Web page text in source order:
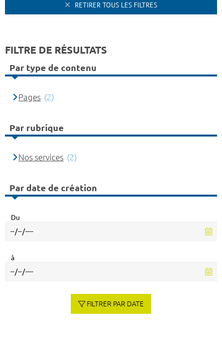
RETIRER TOUS LES FILTRES
FILTRE DE RÉSULTATS
Par type de contenu
Pages (2)
Par rubrique
Nos services (2)
Par date de création
Du
à
FILTRER PAR DATE